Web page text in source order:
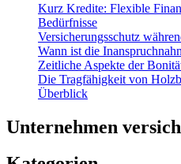
Kurz Kredite: Flexible
Bedürfnisse
Versicherungsschutz
Wann ist die
Zeitliche Aspekte der
Die Tragfähigkeit von
Überblick
Unternehmen